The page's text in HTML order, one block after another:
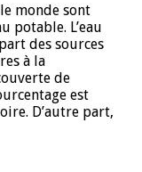
monde sont
potable. L’eau
des sources
à la
de
est
D’autre part,